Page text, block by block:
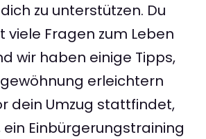
zu unterstützen. Du
viele Fragen zum Leben
wir haben einige Tipps,
erleichtern
dein Umzug stattfindet,
ein Einbürgerungstraining